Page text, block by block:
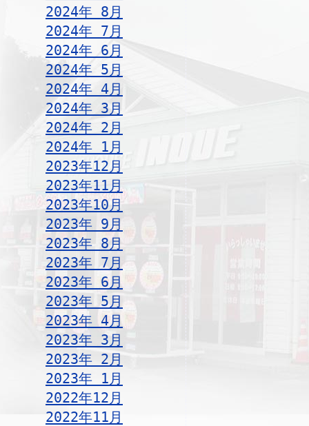
2024年 8月
2024年 7月
2024年 6月
2024年 5月
2024年 4月
2024年 3月
2024年 2月
2024年 1月
2023年12月
2023年11月
2023年10月
2023年 9月
2023年 8月
2023年 7月
2023年 6月
2023年 5月
2023年 4月
2023年 3月
2023年 2月
2023年 1月
2022年12月
2022年11月